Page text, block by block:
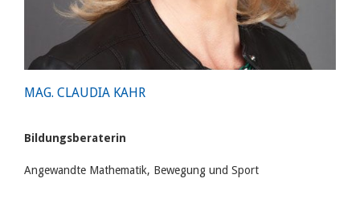
MAG. CLAUDIA KAHR
Bildungsberaterin
Angewandte Mathematik, Bewegung und Sport